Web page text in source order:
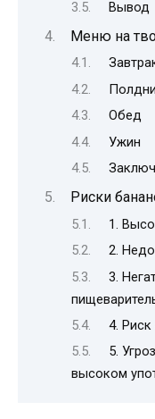
Вывод
Меню на
Обед
Ужин
Риски
1.
2.
3.
4. Риск
5.
высоком